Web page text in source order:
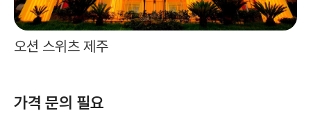
오션 스위츠 제주
가격 문의 필요